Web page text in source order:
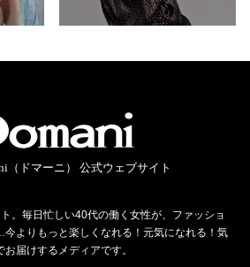
（ドマーニ） 公式ウェブサイト
。毎日忙しい40代の働く女性が、ファッショ
よりもっと楽しくなれる！元気になれる！気
届けするメディアです。